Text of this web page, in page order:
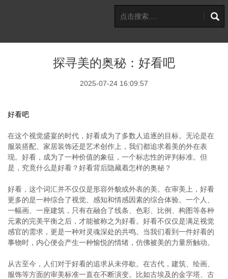
探寻美的奥秘：好看吧
2025-07-24 16:09:57
好看吧
在这个视觉盛宴的时代，好看成为了多数人追逐的目标。无论是在
服装搭配、家居装饰还是艺术创作上，我们都追求着美的外在表
现。好看，成为了一种价值的象征，一个标志性的评判标准。但
是，究竟什么是好看？好看背后隐藏着怎样的奥秘？
好看，这个词汇并不仅仅是形容外貌或外表的美。在审美上，好看
更多的是一种综合了视觉、感知和情感因素的综合体验。一个人、
一幅画、一座建筑，只有在融合了线条、色彩、比例、构图等各种
元素的完美平衡之后，才能被称之为好看。好看不仅仅是满足视觉
感官的需求，更是一种对灵魂深处的共鸣。当我们看到一件好看的
事物时，内心便会产生一种愉悦的情绪，仿佛被美的力量所触动。
从古至今，人们对于好看的追求从未停歇。在古代，建筑、绘画、
服饰等方面的审美标准一直在不断演变。比如古埃及的金字塔、古